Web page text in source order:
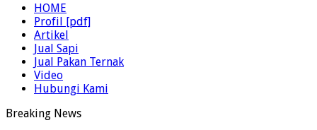
HOME
Profil [pdf]
Artikel
Jual Sapi
Jual Pakan Ternak
Video
Hubungi Kami
Breaking News